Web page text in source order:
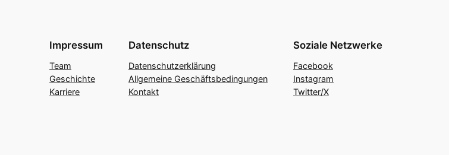
Impressum
Team
Geschichte
Karriere
Datenschutz
Datenschutzerklärung
Allgemeine Geschäftsbedingungen
Kontakt
Soziale Netzwerke
Facebook
Instagram
Twitter/X